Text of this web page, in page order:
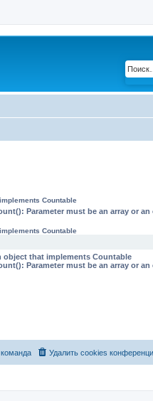
Countable
Parameter must be an array or
Countable
object that implements Countable
Parameter must be an array or
Удалить cookies